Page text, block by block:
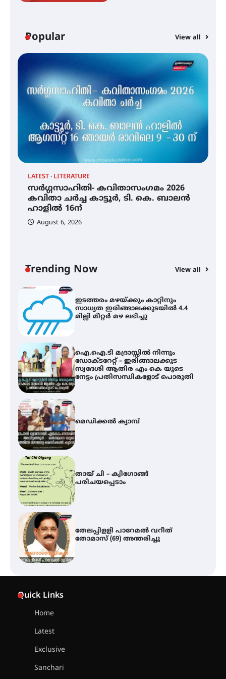
Popular View all
LATEST LITERATURE
സർഗ്ഗസാഹിതി- കവിതാസംഗമം 2026
കവിതാ ചർച്ച കാട്ടൂർ, ടി. കെ. ബാലൻ
ഹാളിൽ 16ന്
August 6, 2026
Trending Now View all
നേട്ടം പ്രതിസന്ധികളോട് പൊരുതി
മെഡിക്കൽ ക്യാമ്പ്
തായ് ചി – ക്വിഗോങ്ങ്
പരിചയപ്പെടാം
തേലപ്പിളളി പാറേമൽ വറീത്
തോമാസ് (69) അന്തരിച്ചു
ഇടത്തരം മഴയ്ക്കും കാറ്റിനും
സാധ്യത ഇരിങ്ങാലക്കുടയിൽ 4.4
മില്ലി മീറ്റർ മഴ ലഭിച്ചു
ഐ.ഐ.ടി മദ്രാസ്സിൽ നിന്നും
ഡോക്ടറേറ്റ് – ഇരിങ്ങാലക്കുട
സ്വദേശി ആതിര എം കെ യുടെ
നേട്ടം പ്രതിസന്ധികളോട് പൊരുതി
മെഡിക്കൽ ക്യാമ്പ്
തായ് ചി – ക്വിഗോങ്ങ്
പരിചയപ്പെടാം
തേലപ്പിളളി പാറേമൽ വറീത്
തോമാസ് (69) അന്തരിച്ചു
Quick Links
Home
Latest
Exclusive
Sanchari